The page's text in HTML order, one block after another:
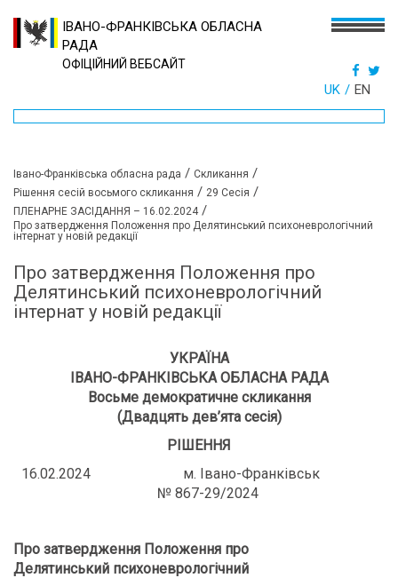
ІВАНО-ФРАНКІВСЬКА ОБЛАСНА
РАДА
ОФІЦІЙНИЙ ВЕБСАЙТ
UK EN
Івано-Франківська обласна рада / Скликання /
Рішення сесій восьмого скликання / 29 Сесія /
ПЛЕНАРНЕ ЗАСІДАННЯ – 16.02.2024/
Про затвердження Положення про Делятинський психоневрологічний
інтернат у новій редакції
Про затвердження Положення про
Делятинський психоневрологічний
інтернат у новій редакції
УКРАЇНА
ІВАНО-ФРАНКІВСЬКА ОБЛАСНА РАДА
Восьме демократичне скликання
(Двадцять дев’ята сесія)
РІШЕННЯ
16.02.2024 м. Івано-Франківськ
№ 867-29/2024
Про затвердження Положення про
Делятинський психоневрологічний